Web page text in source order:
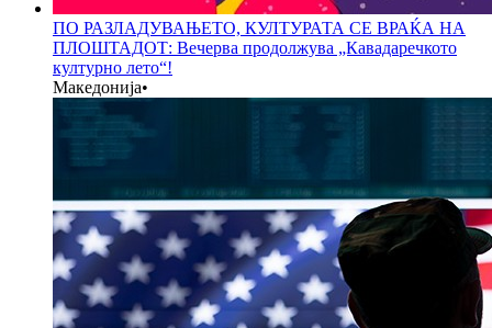
ПО РАЗЛАДУВАЊЕТО, КУЛТУРАТА СЕ ВРАЌА НА
ПЛОШТАДОТ: Вечерва продолжува „Кавадаречкото
културно лето“!
Македонија•